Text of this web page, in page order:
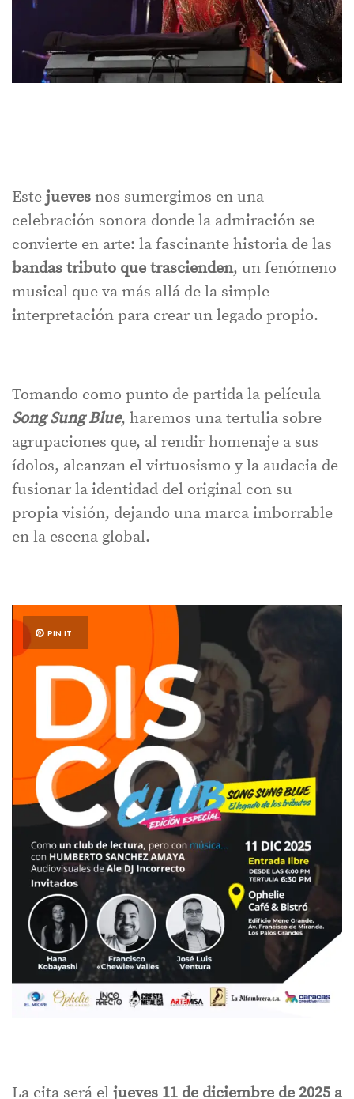
Este jueves nos sumergimos en una
celebración sonora donde la admiración se
convierte en arte: la fascinante historia de las
bandas tributo que trascienden, un fenómeno
musical que va más allá de la simple
interpretación para crear un legado propio.
Tomando como punto de partida la película
Song Sung Blue, haremos una tertulia sobre
agrupaciones que, al rendir homenaje a sus
ídolos, alcanzan el virtuosismo y la audacia de
fusionar la identidad del original con su
propia visión, dejando una marca imborrable
en la escena global.
PIN IT
La cita será el jueves 11 de diciembre de 2025 a